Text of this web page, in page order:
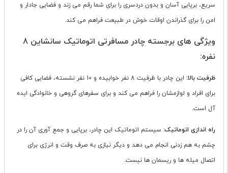
سریع، برپایی آسان و بدون دردسری را برای شما رقم می زند و فضایی جادار و
امن را برای گذراندن اوقات خوش در طبیعت فراهم می کند.
ویژگی های برجسته چادر مسافرتی اتوماتیک سانشاین 8
نفره:
ظرفیت بالا:
این چادر با ظرفیت 8 نفر خوابیده و 10 نفر نشسته، فضایی کافی
برای افراد و لوازمشان را فراهم می کند و برای سفرهای گروهی و خانوادگی ایده
آل است.
راه اندازی اتوماتیک: سیستم اتوماتیک این چادر، برپایی و جمع آوری آن را در
چشم به هم زدنی انجام می دهد و دیگر نیازی به صرف وقت و انرژی برای
اتصال میله ها و ریسمان ها نیست.